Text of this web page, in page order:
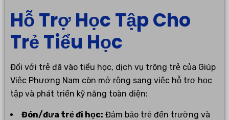
Hỗ Trợ Học Tập Cho
Trẻ Tiểu Học
Đối với trẻ đã vào tiểu học, dịch vụ trông trẻ của Giúp
Việc Phương Nam còn mở rộng sang việc hỗ trợ học
tập và phát triển kỹ năng toàn diện:
Đón/đưa trẻ đi học: Đảm bảo trẻ đến trường và